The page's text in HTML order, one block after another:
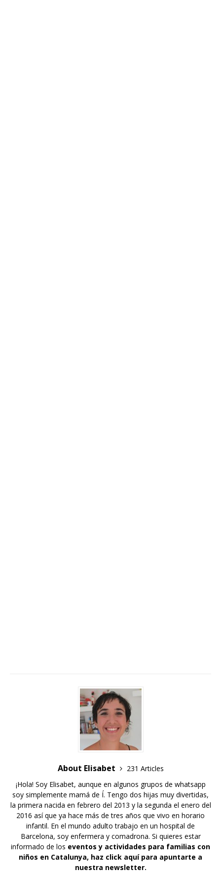
About Elisabet
231 Articles
¡Hola! Soy Elisabet, aunque en algunos grupos de whatsapp
soy simplemente mamá de Í. Tengo dos hijas muy divertidas,
la primera nacida en febrero del 2013 y la segunda el enero del
2016 así que ya hace más de tres años que vivo en horario
infantil. En el mundo adulto trabajo en un hospital de
Barcelona, soy enfermera y comadrona. Si quieres estar
informado de los eventos y actividades para familias con
niños en Catalunya, haz click aquí para apuntarte a
nuestra newsletter.